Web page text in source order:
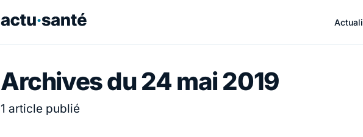
Archives du 24 mai 2019
1 article publié